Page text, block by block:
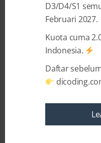
D3/D4/S1
Februari 2027.
Kuota cuma
Indonesia.
Daftar